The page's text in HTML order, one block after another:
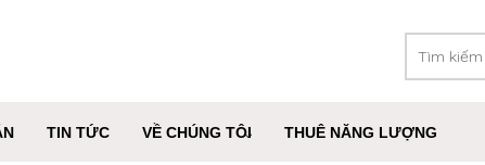
TIN TỨC VỀ CHÚNG TÔI THUÊ NĂNG LƯỢNG